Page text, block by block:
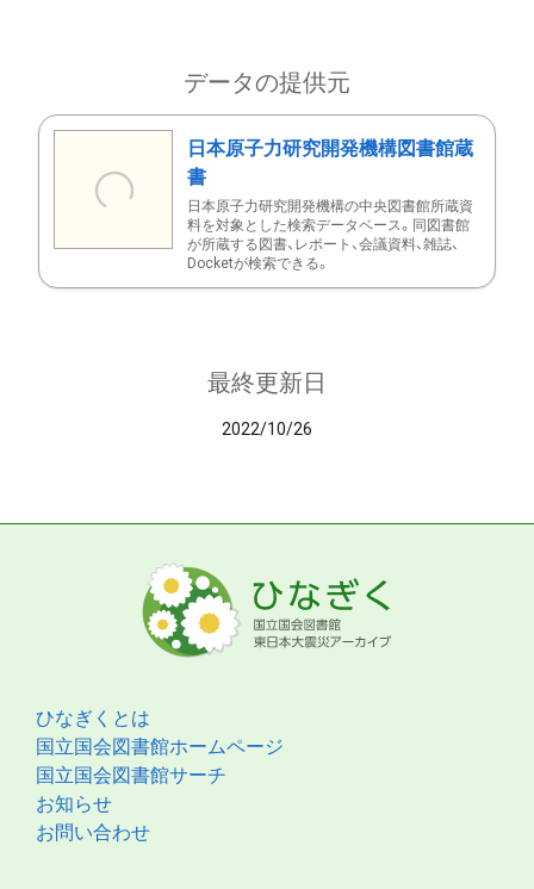
データの提供元
日本原子力研究開発機構図書館蔵
書
日本原子力研究開発機構の中央図書館所蔵資
料を対象とした検索データベース。同図書館
が所蔵する図書、レポート、会議資料、雑誌、
Docketが検索できる。
最終更新日
2022/10/26
ひなぎくとは
国立国会図書館ホームページ
国立国会図書館サーチ
お知らせ
お問い合わせ